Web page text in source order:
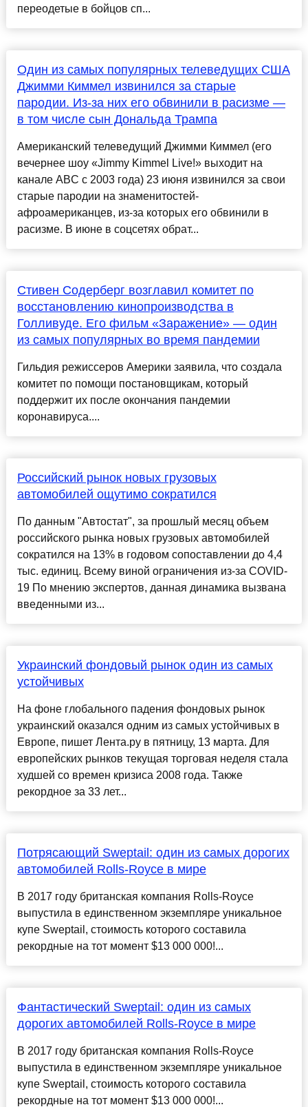
переодетые в бойцов сп...
Один из самых популярных телеведущих США
Джимми Киммел извинился за старые
пародии. Из-за них его обвинили в расизме —
в том числе сын Дональда Трампа
Американский телеведущий Джимми Киммел (его
вечернее шоу «Jimmy Kimmel Live!» выходит на
канале ABC с 2003 года) 23 июня извинился за свои
старые пародии на знаменитостей-
афроамериканцев, из-за которых его обвинили в
расизме. В июне в соцсетях обрат...
Стивен Содерберг возглавил комитет по
восстановлению кинопроизводства в
Голливуде. Его фильм «Заражение» — один
из самых популярных во время пандемии
Гильдия режиссеров Америки заявила, что создала
комитет по помощи постановщикам, который
поддержит их после окончания пандемии
коронавируса....
Российский рынок новых грузовых
автомобилей ощутимо сократился
По данным "Автостат", за прошлый месяц объем
российского рынка новых грузовых автомобилей
сократился на 13% в годовом сопоставлении до 4,4
тыс. единиц. Всему виной ограничения из-за COVID-
19 По мнению экспертов, данная динамика вызвана
введенными из...
Украинский фондовый рынок один из самых
устойчивых
На фоне глобального падения фондовых рынок
украинский оказался одним из самых устойчивых в
Европе, пишет Лента.ру в пятницу, 13 марта. Для
европейских рынков текущая торговая неделя стала
худшей со времен кризиса 2008 года. Также
рекордное за 33 лет...
Потрясающий Sweptail: один из самых дорогих
автомобилей Rolls-Royce в мире
В 2017 году британская компания Rolls-Royce
выпустила в единственном экземпляре уникальное
купе Sweptail, стоимость которого составила
рекордные на тот момент $13 000 000!...
Фантастический Sweptail: один из самых
дорогих автомобилей Rolls-Royce в мире
В 2017 году британская компания Rolls-Royce
выпустила в единственном экземпляре уникальное
купе Sweptail, стоимость которого составила
рекордные на тот момент $13 000 000!...